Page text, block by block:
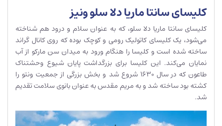
کلیسای سانتا ماریا دلا سلو ونیز
کلیسای سانتا ماریا دلا سلو، که به عنوان سلام و درود هم شناخته
می‌شود، یک کلیسای کاتولیک رومی و کوچک بوده که روی کانال گراند
ساخته شده است و کلیسا را هنگام ورود به میدان سن مارکو از آب
نمایان می‌کند. این کلیسا برای بزرگداشت پایان شیوع وحشتناک
طاعون که در سال 1630 شروع شد و بخش بزرگی از جمعیت ونتو را
کشته بود ساخته شد و به مریم مقدس به عنوان بانوی سلامت تقدیم
شد.